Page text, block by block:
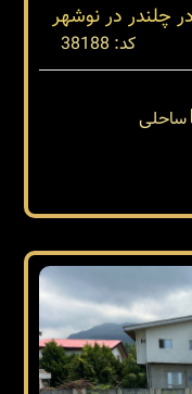
کد: 38188
ساحلی